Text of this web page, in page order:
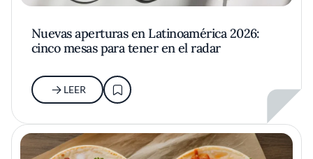
Nuevas aperturas en Latinoamérica 2026:
cinco mesas para tener en el radar
LEER